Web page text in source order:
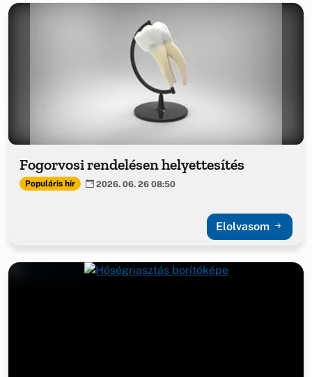
Fogorvosi rendelésen helyettesítés
Populáris hír 2026. 06. 26 08:50
Elolvasom